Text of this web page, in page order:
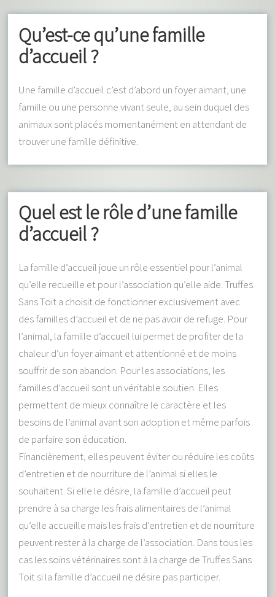
Qu’est-ce qu’une famille
d’accueil ?
Une famille d’accueil c’est d’abord un foyer aimant, une
famille ou une personne vivant seule, au sein duquel des
animaux sont placés momentanément en attendant de
trouver une famille définitive.
Quel est le rôle d’une famille
d’accueil ?
La famille d’accueil joue un rôle essentiel pour l’animal
qu’elle recueille et pour l’association qu’elle aide. Truffes
Sans Toit a choisit de fonctionner exclusivement avec
des familles d’accueil et de ne pas avoir de refuge. Pour
l’animal, la famille d’accueil lui permet de profiter de la
chaleur d’un foyer aimant et attentionné et de moins
souffrir de son abandon. Pour les associations, les
familles d’accueil sont un véritable soutien. Elles
permettent de mieux connaître le caractère et les
besoins de l’animal avant son adoption et même parfois
de parfaire son éducation.
Financièrement, elles peuvent éviter ou réduire les coûts
d’entretien et de nourriture de l’animal si elles le
souhaitent. Si elle le désire, la famille d’accueil peut
prendre à sa charge les frais alimentaires de l’animal
qu’elle accueille mais les frais d’entretien et de nourriture
peuvent rester à la charge de l’association. Dans tous les
cas les soins vétérinaires sont à la charge de Truffes Sans
Toit si la famille d’accueil ne désire pas participer.